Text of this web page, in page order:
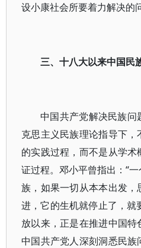
设小康社会所要着力解决的
三、十八大以来中国民
中国共产党解决民族问
克思主义民族理论指导下
的实践过程，而不是从学
证过程。邓小平曾指出：“
族，如果一切从本本出发
进，它的生机就停止了，就
放以来，正是在推进中国特
中国共产党人深刻洞悉民族